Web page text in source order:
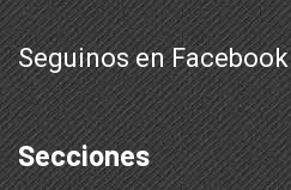
Seguinos en Facebook
Secciones